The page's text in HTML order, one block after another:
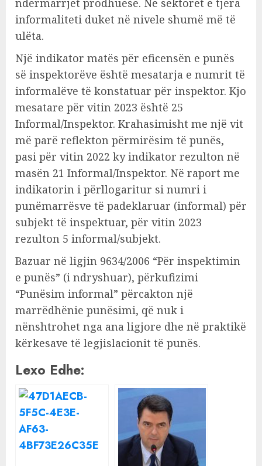
ndërmarrjet prodhuese. Në sektorët e tjera
informaliteti duket në nivele shumë më të
ulëta.
Një indikator matës për eficensën e punës
së inspektorëve është mesatarja e numrit të
informalëve të konstatuar për inspektor. Kjo
mesatare për vitin 2023 është 25
Informal/Inspektor. Krahasimisht me një vit
më parë reflekton përmirësim të punës,
pasi për vitin 2022 ky indikator rezulton në
masën 21 Informal/Inspektor. Në raport me
indikatorin i përllogaritur si numri i
punëmarrësve të padeklaruar (informal) për
subjekt të inspektuar, për vitin 2023
rezulton 5 informal/subjekt.
Bazuar në ligjin 9634/2006 “Për inspektimin
e punës” (i ndryshuar), përkufizimi
“Punësim informal” përcakton një
marrëdhënie punësimi, që nuk i
nënshtrohet nga ana ligjore dhe në praktikë
kërkesave të legjislacionit të punës.
Lexo Edhe: